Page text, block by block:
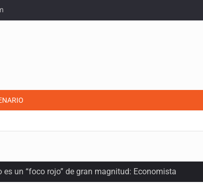
un “foco rojo” de gran magnitud: Economista